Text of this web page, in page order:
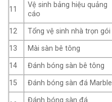
11
Vệ sinh bảng hiệu quảng
cáo
12 Tổng vệ sinh nhà trọn gói
13
Mài sàn bê tông
14
Đánh bóng sàn bê tông
15
Đánh bóng sàn đá Marble